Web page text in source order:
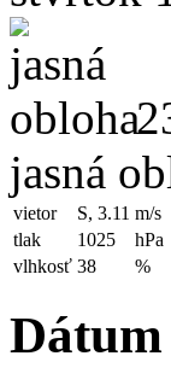
jasná
vietor S, 3.11 m/s
tlak
1025
hPa
vlhkosť 38 %
Dátum